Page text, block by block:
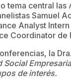
tema central las
Samuel
Analyst
Coordinator de
la
Social
de interés.